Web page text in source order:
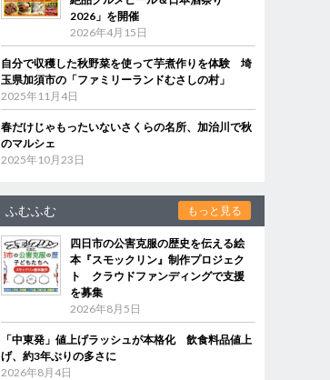
2026」を開催
2026年4月15日
自分で収穫した秋野菜を使って芋煮作りを体験 埼
玉県加須市の「ファミリーランドむさしの村」
2025年11月4日
春だけじゃもったいないさくらの名所、加治川で秋
のマルシェ
2025年10月23日
ふむふむ もっと見る
四日市の公害克服の歴史を伝える絵
本『スモックリン』制作プロジェク
ト クラウドファンディングで支援
を募集
2026年8月5日
「中東発」値上げラッシュが本格化 飲食料品値上
げ、約3年ぶりの多さに
2026年8月4日